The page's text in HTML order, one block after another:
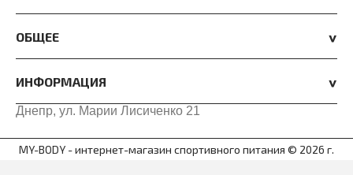
ОБЩЕЕ
ИНФОРМАЦИЯ
Днепр, ул. Марии Лисиченко 21
MY-BODY - интернет-магазин спортивного питания © 2026 г.